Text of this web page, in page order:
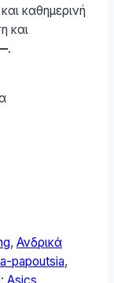
καθημερινή
και
.
, Ανδρικά
papoutsia,